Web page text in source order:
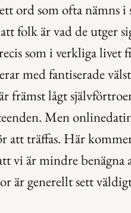
ord som ofta nämns
folk är vad de utger
som i verkliga livet
med fantiserade
främst lågt
Men
att träffas. Här
vi är mindre
är generellt sett